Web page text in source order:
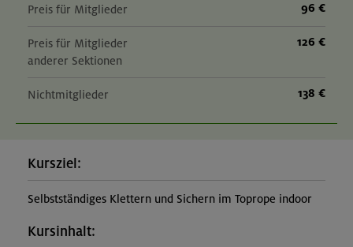
Preis für Mitglieder 96 €
Preis für Mitglieder
anderer Sektionen
126 €
Nichtmitglieder 138 €
Kursziel:
Selbstständiges Klettern und Sichern im Toprope indoor
Kursinhalt: